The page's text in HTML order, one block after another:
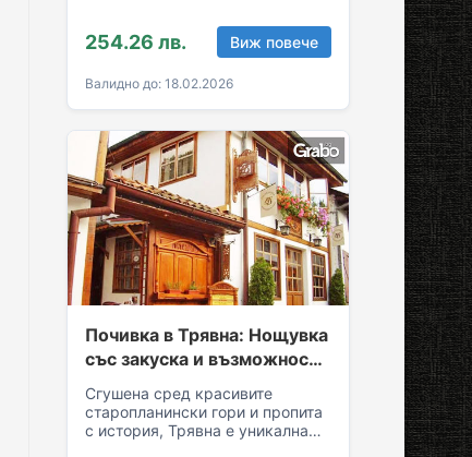
комфортен престой в Трявна…
254.26 лв. Виж повече
Валидно до: 18.02.2026
Почивка в Трявна: Нощувка
със закуска и възможност
за обяд и вечеря
Сгушена сред красивите
старопланински гори и пропита
с история, Трявна е уникална